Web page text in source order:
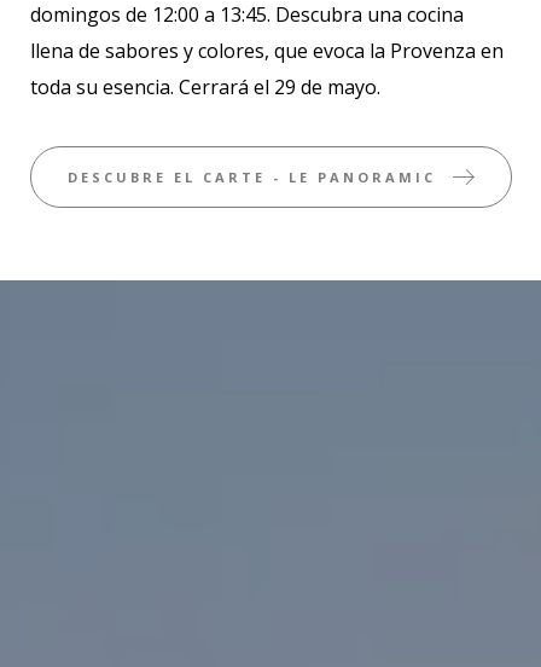
domingos de 12:00 a 13:45. Descubra una cocina
llena de sabores y colores, que evoca la Provenza en
toda su esencia. Cerrará el 29 de mayo.
DESCUBRE EL CARTE - LE PANORAMIC